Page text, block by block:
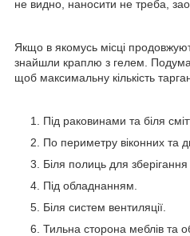
не видно, наносити не треба,
Якщо в якомусь місці
знайшли краплю з гелем.
щоб максимальну кількість
Під раковинами та біля
По периметру віконних та
Біля полиць для зберігання
Під обладнанням.
Біля систем вентиляції.
Тильна сторона меблів та